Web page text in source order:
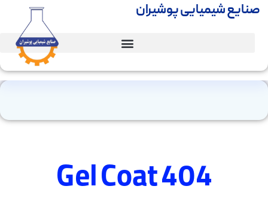
صنایع شیمیایی پوشیران
Gel Coat 404